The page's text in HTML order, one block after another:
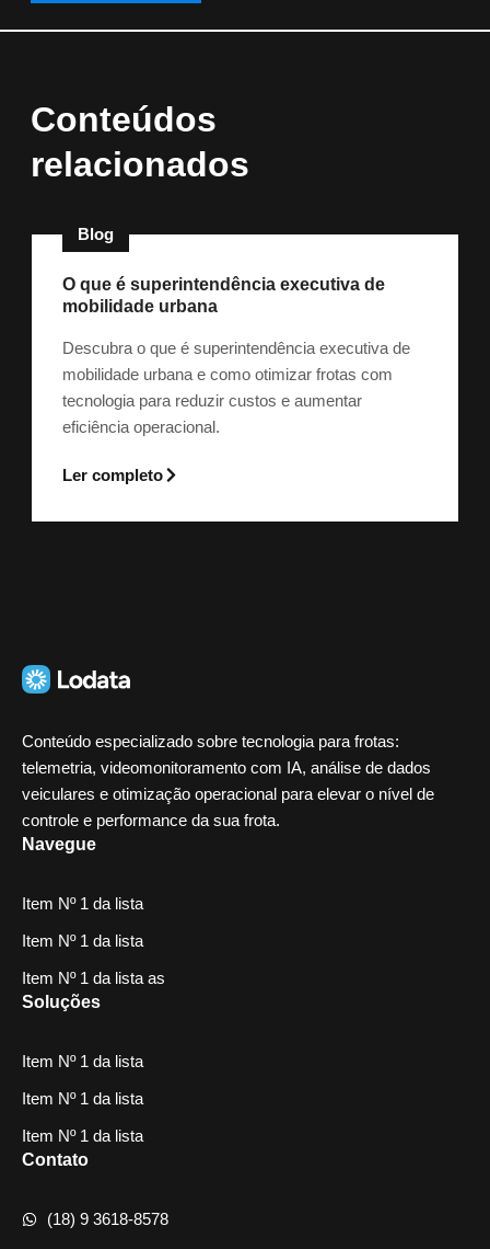
Conteúdos
relacionados
Blog
O que é superintendência executiva de
mobilidade urbana
Descubra o que é superintendência executiva de
mobilidade urbana e como otimizar frotas com
tecnologia para reduzir custos e aumentar
eficiência operacional.
Ler completo
Conteúdo especializado sobre tecnologia para frotas:
telemetria, videomonitoramento com IA, análise de dados
veiculares e otimização operacional para elevar o nível de
controle e performance da sua frota.
Navegue
Item Nº 1 da lista
Item Nº 1 da lista
Item Nº 1 da lista as
Soluções
Item Nº 1 da lista
Item Nº 1 da lista
Item Nº 1 da lista
Contato
(18) 9 3618-8578